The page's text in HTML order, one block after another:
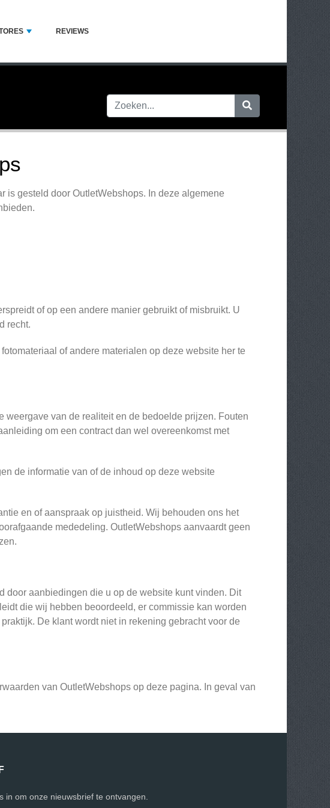
REVIEWS
is gesteld door OutletWebshops. In deze algemene
of op een andere manier gebruikt of misbruikt. U
recht.
of andere materialen op deze website her te
van de realiteit en de bedoelde prijzen. Fouten
om een contract dan wel overeenkomst met
de informatie van of de inhoud op deze website
en of aanspraak op juistheid. Wij behouden ons het
mededeling. OutletWebshops aanvaardt geen
door aanbiedingen die u op de website kunt vinden. Dit
die wij hebben beoordeeld, er commissie kan worden
De klant wordt niet in rekening gebracht voor de
van OutletWebshops op deze pagina. In geval van
in om onze nieuwsbrief te ontvangen.